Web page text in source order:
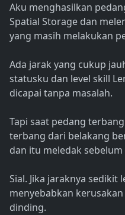
Aku menghasilkan
Spatial Storage dan
yang masih melakukan
Ada jarak yang cukup
statusku dan level skill
dicapai tanpa masalah.
Tapi saat pedang
terbang dari belakang
dan itu meledak
Sial. Jika jaraknya sedikit
menyebabkan
dinding.